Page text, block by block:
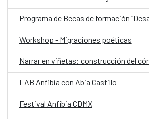
Workshop - Migraciones poéticas
LAB Anfibia con Abia Castillo
Festival Anfibia CDMX